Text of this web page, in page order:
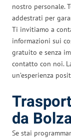
nostro personale.
addestrati per
Ti invitiamo a
informazioni sui
gratuito e senza
contatto con noi.
un’esperienza
da
Se stai